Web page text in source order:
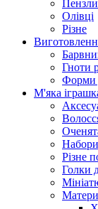
Олівці
Різне
Гноти
Форми
М'яка
Набори
Різне
Голки